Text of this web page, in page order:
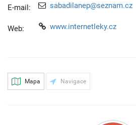
E-mail: sabadilanep@seznam.cz
Web: www.internetleky.cz
Mapa Navigace